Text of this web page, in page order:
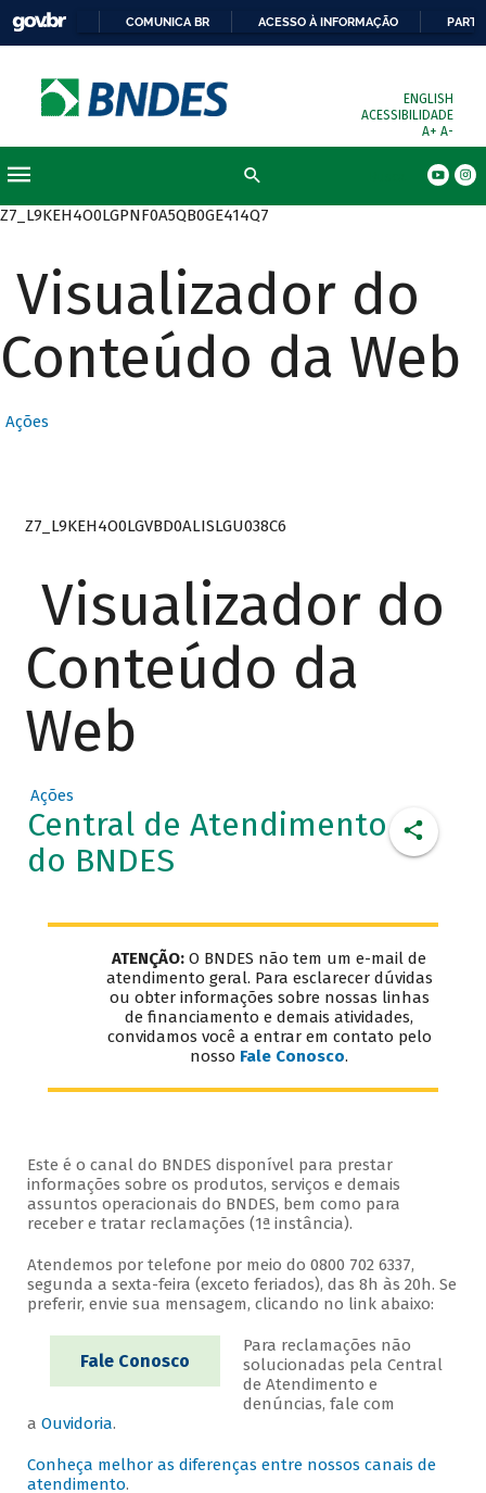
COMUNICA BR ACESSO À INFORMAÇÃO
ENGLISH
ACESSIBILIDADE
A+ A-
Z7_L9KEH4O0LGPNF0A5QB0GE414Q7
Visualizador do
Conteúdo da Web
Ações
Z7_L9KEH4O0LGVBD0ALISLGU038C6
Visualizador do
Conteúdo da
Web
Ações
Central de Atendimento
do BNDES
ATENÇÃO: O BNDES não tem um e-mail de
atendimento geral. Para esclarecer dúvidas
ou obter informações sobre nossas linhas
de financiamento e demais atividades,
convidamos você a entrar em contato pelo
nosso Fale Conosco.
Este é o canal do BNDES disponível para prestar
informações sobre os produtos, serviços e demais
assuntos operacionais do BNDES, bem como para
receber e tratar reclamações (1ª instância).
Atendemos por telefone por meio do 0800 702 6337,
segunda a sexta-feira (exceto feriados), das 8h às 20h. Se
preferir, envie sua mensagem, clicando no link abaixo:
Fale Conosco
Para reclamações não
solucionadas pela Central
de Atendimento e
denúncias, fale com
a Ouvidoria.
Conheça melhor as diferenças entre nossos canais de
atendimento.